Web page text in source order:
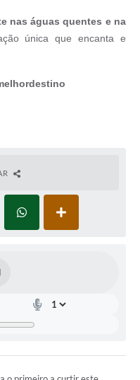
nas águas quentes e na
única que encanta e